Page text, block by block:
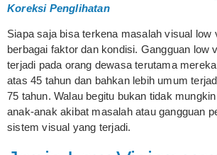
Koreksi Penglihatan
Siapa saja bisa terkena masalah visual low
berbagai faktor dan kondisi. Gangguan low
terjadi pada orang dewasa terutama
atas 45 tahun dan bahkan lebih umum
75 tahun. Walau begitu bukan tidak
anak-anak akibat masalah atau gangguan
sistem visual yang terjadi.